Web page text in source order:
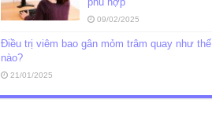
09/02/2025
Điều trị viêm bao gân mỏm trâm quay như thế
nào?
21/01/2025